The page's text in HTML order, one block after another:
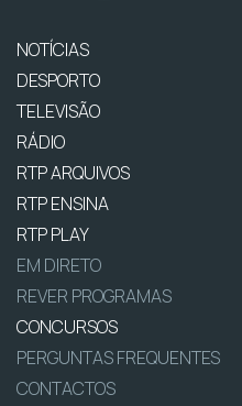
NOTÍCIAS
DESPORTO
TELEVISÃO
RÁDIO
RTP ARQUIVOS
RTP ENSINA
RTP PLAY
EM DIRETO
REVER PROGRAMAS
CONCURSOS
PERGUNTAS FREQUENTES
CONTACTOS